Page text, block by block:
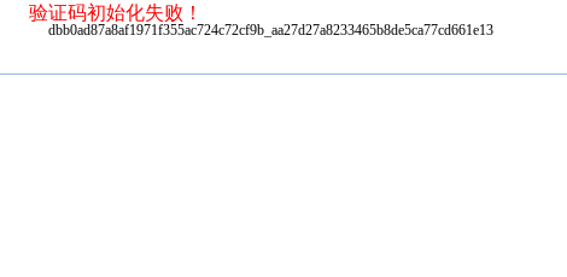
验证码初始化失败！
dbb0ad87a8af1971f355ac724c72cf9b_aa27d27a8233465b8de5ca77cd661e13